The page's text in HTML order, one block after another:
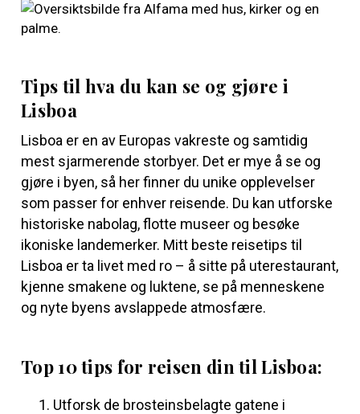
Tips til hva du kan se og gjøre i
Lisboa
Lisboa er en av Europas vakreste og samtidig
mest sjarmerende storbyer. Det er mye å se og
gjøre i byen, så her finner du unike opplevelser
som passer for enhver reisende. Du kan utforske
historiske nabolag, flotte museer og besøke
ikoniske landemerker. Mitt beste reisetips til
Lisboa er ta livet med ro – å sitte på uterestaurant,
kjenne smakene og luktene, se på menneskene
og nyte byens avslappede atmosfære.
Top 10 tips for reisen din til Lisboa:
Utforsk de brosteinsbelagte gatene i